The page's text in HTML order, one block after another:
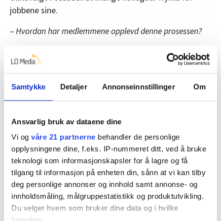
Samtykke Detaljer Annonseinnstillinger Om
Ansvarlig bruk av dataene dine
Vi og våre 21 partnerne behandler de personlige
opplysningene dine, f.eks. IP-nummeret ditt, ved å bruke
teknologi som informasjonskapsler for å lagre og få
tilgang til informasjon på enheten din, sånn at vi kan tilby
deg personlige annonser og innhold samt annonse- og
innholdsmåling, målgruppestatistikk og produktutvikling.
Du velger hvem som bruker dine data og i hvilke
jobbene sine.
– Hvordan har medlemmene opplevd denne prosessen?
– Det har vært en tøff prosess, men vi skjønner at det
måtte til. Alternativet var konkurs, noe ingen av oss
ønska, skriver Fossback.
Men nå ser flere lysere på framtida:
– Mange medlemmer gleder seg nå til sesongen og
ønsker våren velkommen.
Denne artikkelen erover ett år gammel.
oppsigelse Nyheter Butikkansatte